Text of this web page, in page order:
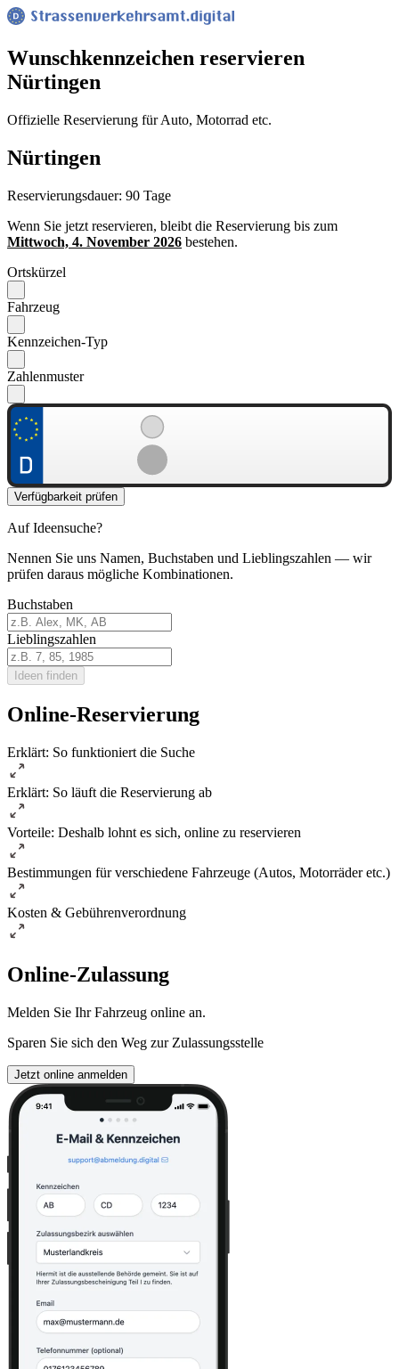
Wunsch­kennzeichen reservieren
Nürtingen
Offizielle Reservierung für Auto, Motorrad etc.
Nürtingen
Reservierungsdauer: 90 Tage
Wenn Sie jetzt reservieren, bleibt die Reservierung bis zum
Mittwoch, 4. November 2026 bestehen.
Ortskürzel
Fahrzeug
Kennzeichen-Typ
Zahlenmuster
Verfügbarkeit prüfen
Auf Ideensuche?
Nennen Sie uns Namen, Buchstaben und Lieblingszahlen — wir
prüfen daraus mögliche Kombinationen.
Buchstaben
Lieblingszahlen
Ideen finden
Online-Reservierung
Erklärt: So funktioniert die Suche
Erklärt: So läuft die Reservierung ab
Vorteile: Deshalb lohnt es sich, online zu reservieren
Bestimmungen für verschiedene Fahrzeuge (Autos, Motorräder etc.)
Kosten & Gebührenverordnung
Online-Zulassung
Melden Sie Ihr Fahrzeug online an.
Sparen Sie sich den Weg zur Zulassungsstelle
Jetzt online anmelden